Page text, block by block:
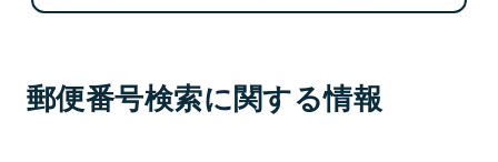
郵便番号検索に関する情報